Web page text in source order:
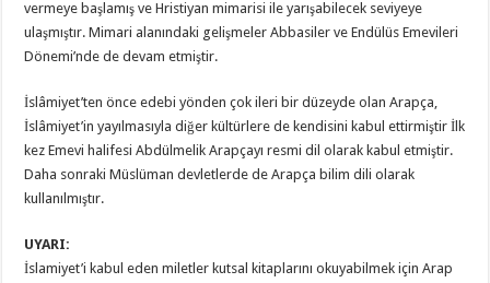
vermeye başlamış ve Hristiyan mimarisi ile yarışabilecek seviyeye
ulaşmıştır. Mimari alanındaki gelişmeler Abbasiler ve Endülüs Emevileri
Dönemi’nde de devam etmiştir.
İslâmiyet’ten önce edebi yönden çok ileri bir düzeyde olan Arapça,
İslâmiyet’in yayılmasıyla diğer kültürlere de kendisini kabul ettirmiştir İlk
kez Emevi halifesi Abdülmelik Arapçayı resmi dil olarak kabul etmiştir.
Daha sonraki Müslüman devletlerde de Arapça bilim dili olarak
kullanılmıştır.
UYARI:
İslamiyet’i kabul eden miletler kutsal kitaplarını okuyabilmek için Arap